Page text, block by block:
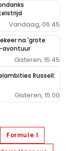
Vandaag, 06:45
na 'grote
avontuur
Gisteren, 15:45
Russell:
Gisteren, 15:00
Formule 1